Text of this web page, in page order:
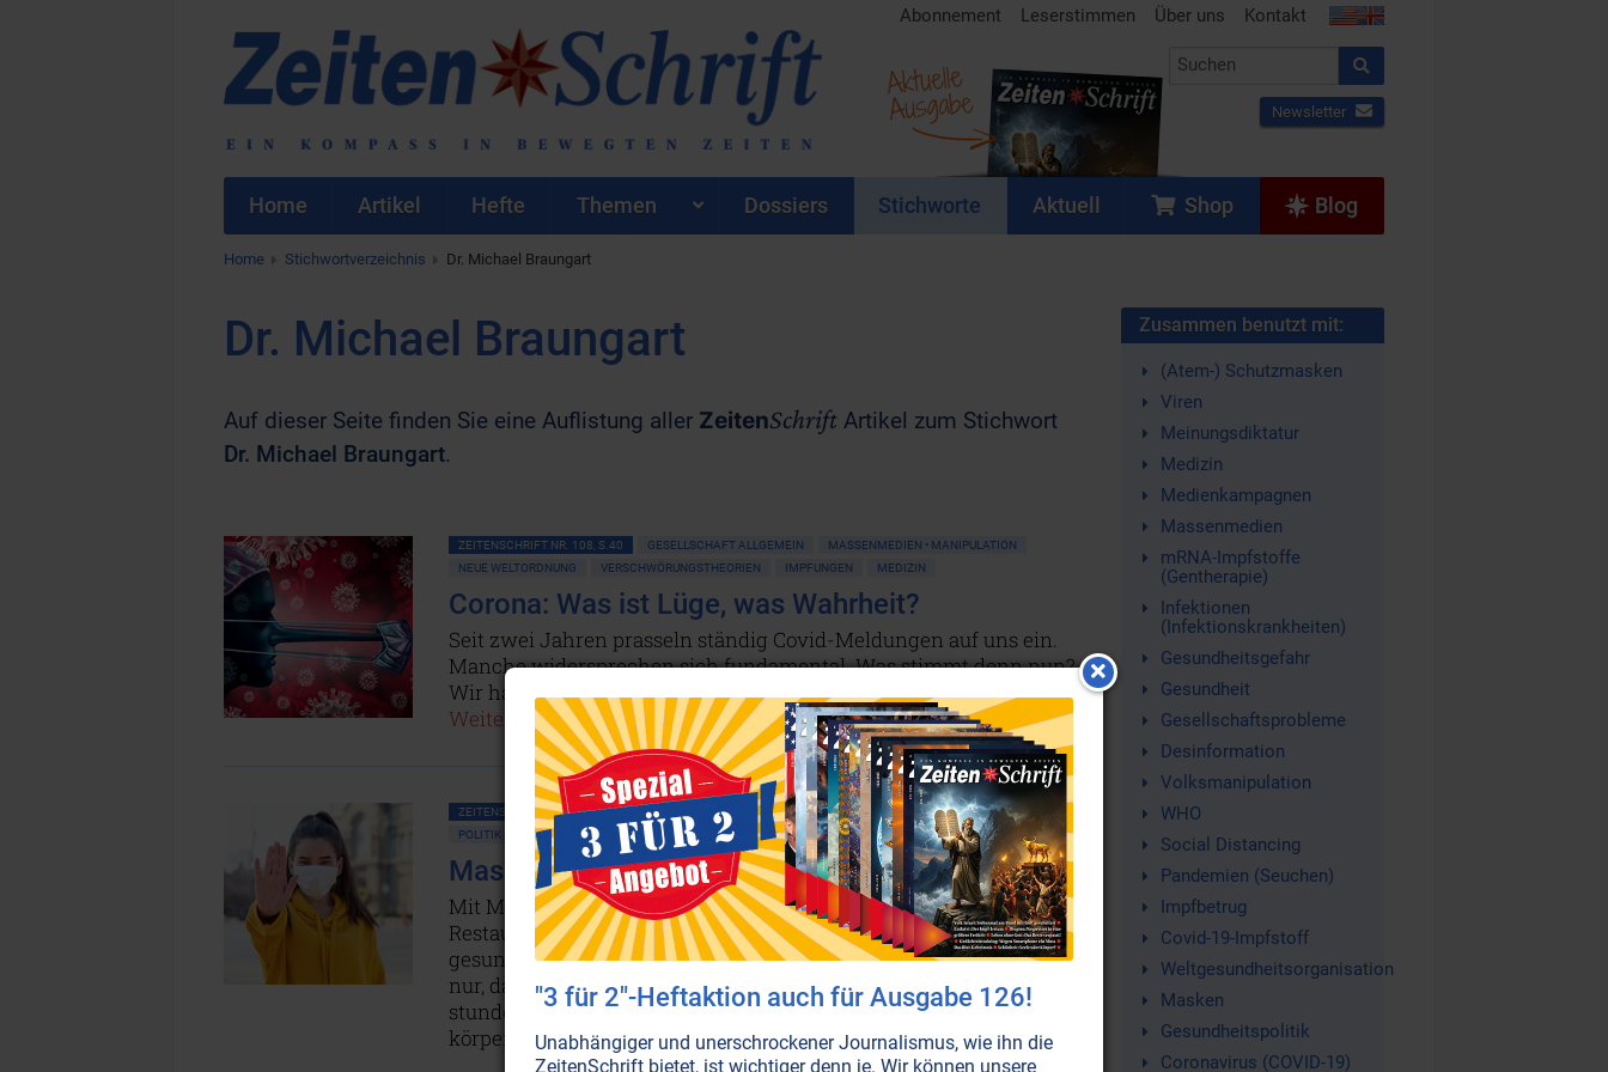
Abonnement Leserstimmen Über uns Kontakt
Newsletter
Aktuelle
Ausgabe
Home Artikel Hefte Themen Dossiers Stichworte Aktuell Shop Blog
Home Stichwortverzeichnis Dr. Michael Braungart
Dr. Michael Braungart
Auf dieser Seite finden Sie eine Auflistung aller ZeitenSchrift Artikel zum Stichwort
Dr. Michael Braungart.
ZEITENSCHRIFT NR. 108, S.40 GESELLSCHAFT ALLGEMEIN
MASSENMEDIEN • MANIPULATION
NEUE WELTORDNUNG
VERSCHWÖRUNGSTHEORIEN IMPFUNGEN MEDIZIN
Corona: Was ist Lüge, was Wahrheit?
Seit zwei Jahren prasseln ständig Covid-Meldungen auf uns ein.
Manche widersprechen sich fundamental. Was stimmt denn nun?
Wir haben sieben gängige Thesen unter die Lupe genommen.
Weiterlesen...
ZEITENSCHRIFT NR. 103, S.23 GESELLSCHAFT ALLGEMEIN
MASSENMEDIEN • MANIPULATION
POLITIK ALLGEMEIN
GESUNDHEIT MEDIZIN WISSENSCHAFT UND ETHIK
Maskenpflicht: Was steckt dahinter?
Mit Maske ins Konzert, mit Maske in den Zug, mit Maske ins
Restaurant, in die Schule, in den Gebärsaal – nur so könnten wir
gesund bleiben, trichtern uns die Behörden ein. Tatsächlich? Nicht
nur, dass es keinerlei Beweise für einen Nutzen der Maske gibt: Das
stundenlange Tragen von Gesichtsmasken gefährdet sogar unsere
körperliche und psychische Gesundheit.Weiterlesen...
Zusammen benutzt mit:
(Atem-) Schutzmasken
Viren
Meinungsdiktatur
Medizin
Medienkampagnen
Massenmedien
mRNA-Impfstoffe
(Gentherapie)
Infektionen
(Infektionskrankheiten)
Gesundheitsgefahr
Gesundheit
Gesellschaftsprobleme
Desinformation
Volksmanipulation
WHO
Social Distancing
Pandemien (Seuchen)
Impfbetrug
Covid-19-Impfstoff
Weltgesundheitsorganisation
Masken
Gesundheitspolitik
Coronavirus (COVID-19)
"3 für 2"-Heftaktion auch für Ausgabe 126!
Unabhängiger und unerschrockener Journalismus, wie ihn die
ZeitenSchrift bietet, ist wichtiger denn je. Wir können unsere